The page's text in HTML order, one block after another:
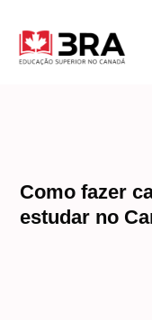
Como fazer
estudar no